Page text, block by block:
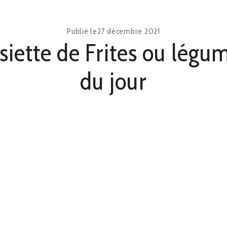
Publié le27 décembre 2021
de Frites ou
du jour